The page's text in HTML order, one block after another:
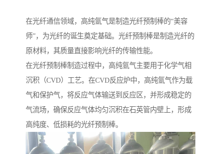
在光纤通信领域，高纯氩气是制造光纤预制棒的“美容
师”，为光纤的诞生奠定基础。光纤预制棒是制造光纤的
原材料，其质量直接影响光纤的传输性能。
在光纤预制棒制造过程中，高纯氩气主要用于化学气相
沉积（CVD）工艺。在CVD反应炉中，高纯氩气作为载
气和保护气，将反应气体输送到反应区，并形成稳定的
气流场，确保反应气体均匀沉积在石英管内壁上，形成
高纯度、低损耗的光纤预制棒。